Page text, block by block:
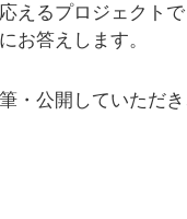
えるプロジェクトで
お答えします。
・公開していただき